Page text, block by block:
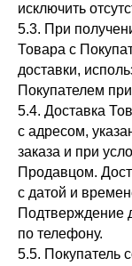
исключить
5.3. При
Товара с
доставки,
Покупателем при
5.4. Доставка
с адресом,
заказа и при
Продавцом.
с датой и
Подтверждение
по телефону.
5.5. Покупатель